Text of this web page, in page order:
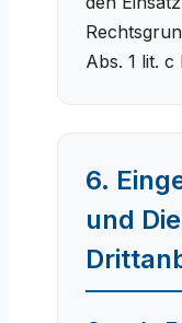
Abs. 1 lit. c
6.
und